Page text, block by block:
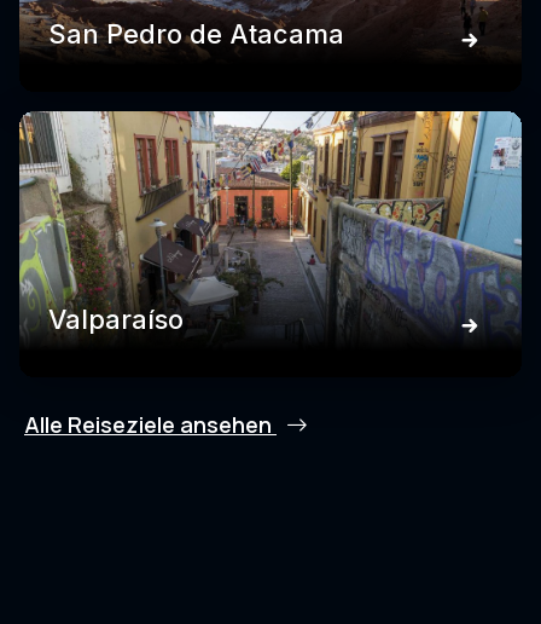
San Pedro de Atacama
Valparaíso
Alle Reiseziele ansehen